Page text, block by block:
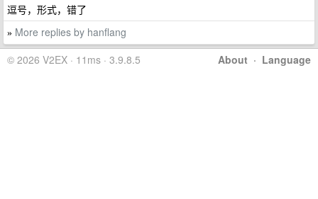
逗号，形式，错了
» More replies by hanflang
About · Language
© 2026 V2EX · 11ms · 3.9.8.5